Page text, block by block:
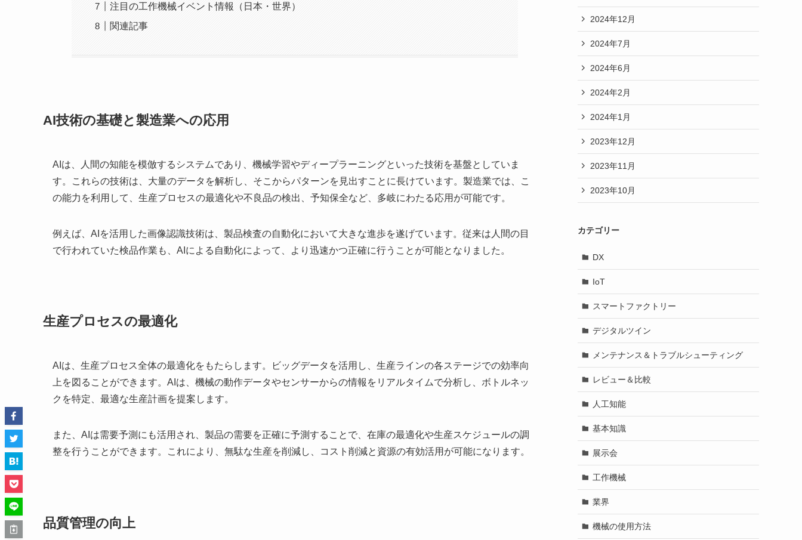
注目の工作機械イベント情報（日本・世界）
関連記事
AI技術の基礎と製造業への応用
AIは、人間の知能を模倣するシステムであり、機械学習やディープラーニングといった技術を基盤としていま
す。これらの技術は、大量のデータを解析し、そこからパターンを見出すことに長けています。製造業では、こ
の能力を利用して、生産プロセスの最適化や不良品の検出、予知保全など、多岐にわたる応用が可能です。
例えば、AIを活用した画像認識技術は、製品検査の自動化において大きな進歩を遂げています。従来は人間の目
で行われていた検品作業も、AIによる自動化によって、より迅速かつ正確に行うことが可能となりました。
生産プロセスの最適化
AIは、生産プロセス全体の最適化をもたらします。ビッグデータを活用し、生産ラインの各ステージでの効率向
上を図ることができます。AIは、機械の動作データやセンサーからの情報をリアルタイムで分析し、ボトルネッ
クを特定、最適な生産計画を提案します。
また、AIは需要予測にも活用され、製品の需要を正確に予測することで、在庫の最適化や生産スケジュールの調
整を行うことができます。これにより、無駄な生産を削減し、コスト削減と資源の有効活用が可能になります。
品質管理の向上
2024年12月
2024年7月
2024年6月
2024年2月
2024年1月
2023年12月
2023年11月
2023年10月
カテゴリー
DX
IoT
スマートファクトリー
デジタルツイン
メンテナンス＆トラブルシューティング
レビュー＆比較
人工知能
基本知識
展示会
工作機械
業界
機械の使用方法